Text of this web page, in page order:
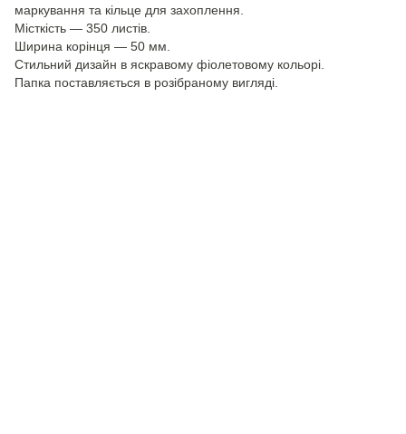
маркування та кільце для захоплення.
Місткість — 350 листів.
Ширина корінця — 50 мм.
Стильний дизайн в яскравому фіолетовому кольорі.
Папка поставляється в розібраному вигляді.